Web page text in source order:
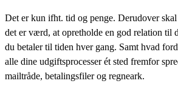
Det er kun ifht. tid og penge. Derudover
det er værd, at opretholde en god relation til
du betaler til tiden hver gang. Samt hvad
alle dine udgiftsprocesser ét sted fremfor
mailtråde, betalingsfiler og regneark.